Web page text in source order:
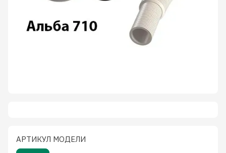
АРТИКУЛ МОДЕЛИ